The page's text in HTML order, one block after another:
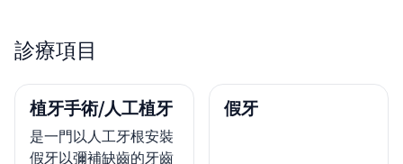
診療項目
植牙手術/人工植牙
是一門以人工牙根安裝
假牙以彌補缺齒的牙齒
假牙